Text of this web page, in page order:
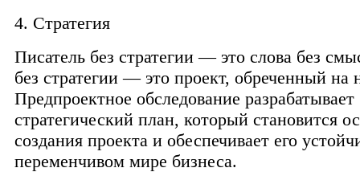
4. Стратегия
Писатель без стратегии — это слова без
без стратегии — это проект, обреченный на
Предпроектное обследование разрабатывает
стратегический план, который становится
создания проекта и обеспечивает его
переменчивом мире бизнеса.